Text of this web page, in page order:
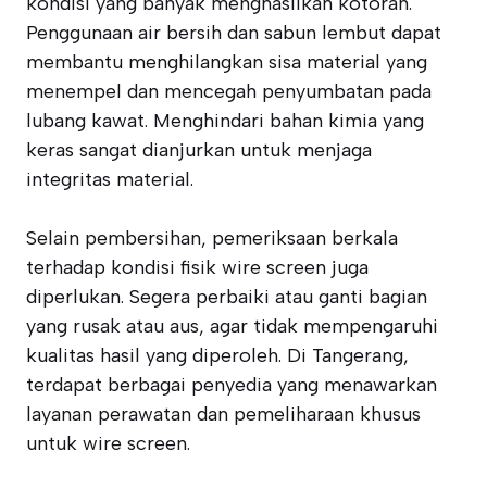
Penggunaan air bersih dan sabun lembut dapat
membantu menghilangkan sisa material yang
menempel dan mencegah penyumbatan pada
lubang kawat. Menghindari bahan kimia yang
keras sangat dianjurkan untuk menjaga
integritas material.
Selain pembersihan, pemeriksaan berkala
terhadap kondisi fisik wire screen juga
diperlukan. Segera perbaiki atau ganti bagian
yang rusak atau aus, agar tidak mempengaruhi
kualitas hasil yang diperoleh. Di Tangerang,
terdapat berbagai penyedia yang menawarkan
layanan perawatan dan pemeliharaan khusus
untuk wire screen.